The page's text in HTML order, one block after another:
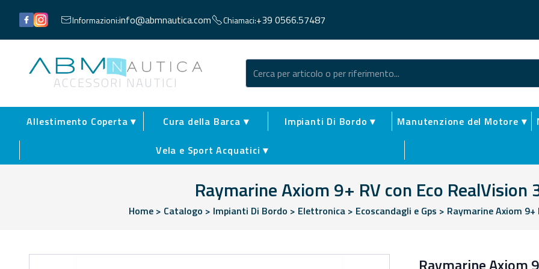
Informazioni:info@abmnautica.com Chiamaci:+39 0566.57487
Facebook
Instagram
Abm Nautica
ACCESSORI NAUTICI
Allestimento Coperta ▾ Cura della Barca ▾ Impianti Di Bordo ▾ Manutenzione del Motore ▾
Vela e Sport Acquatici ▾
Raymarine Axiom 9+ RV con Eco RealVision
Home > Catalogo > Impianti Di Bordo > Elettronica > Ecoscandagli e Gps > Raymarine Axiom 9+